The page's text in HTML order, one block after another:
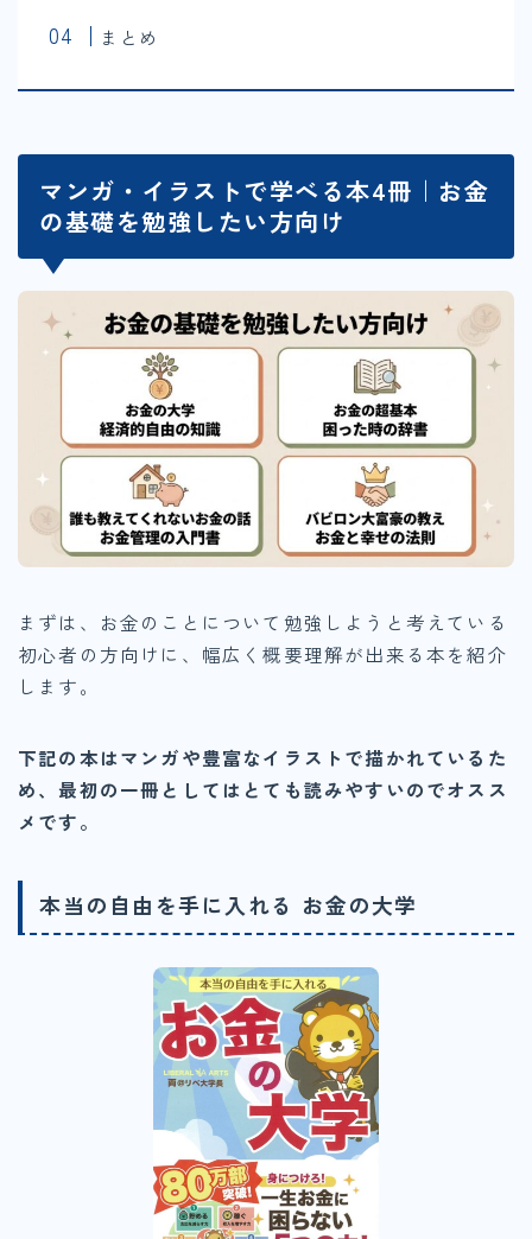
まとめ
マンガ・イラストで学べる本4冊｜お金
の基礎を勉強したい方向け
まずは、お金のことについて勉強しようと考えている
初心者の方向けに、幅広く概要理解が出来る本を紹介
します。
下記の本はマンガや豊富なイラストで描かれているた
め、最初の一冊としてはとても読みやすいのでオスス
メです。
本当の自由を手に入れる お金の大学